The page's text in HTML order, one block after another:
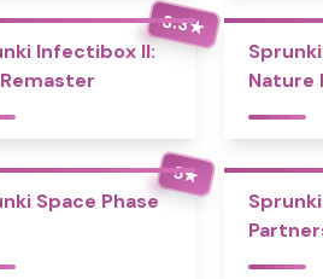
3.3★
Infectibox II:
Nature
5★
Space Phase